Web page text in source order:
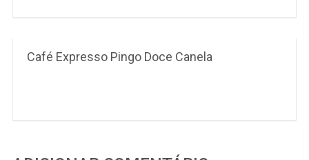
Café Expresso Pingo Doce Canela